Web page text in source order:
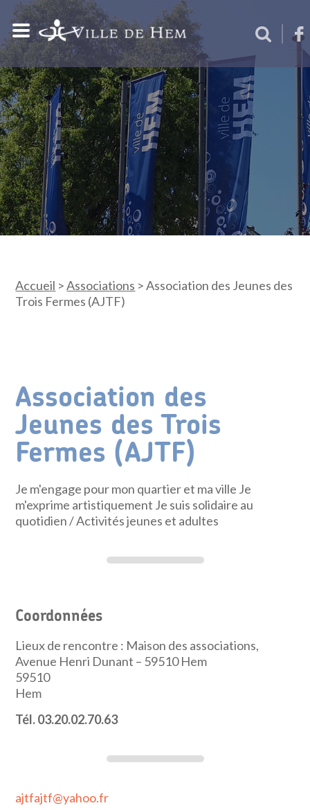
Accueil >Associations >Association des Jeunes des
Trois Fermes (AJTF)
Association des
Jeunes des Trois
Fermes (AJTF)
Je m'engage pour mon quartier et ma ville Je
m'exprime artistiquement Je suis solidaire au
quotidien/ Activités jeunes et adultes
Coordonnées
Lieux de rencontre : Maison des associations,
Avenue Henri Dunant – 59510 Hem
59510
Hem
Tél. 03.20.02.70.63
ajtfajtf@yahoo.fr